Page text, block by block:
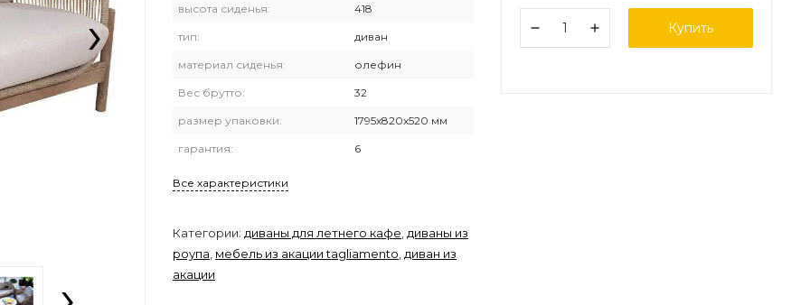
› высота сиденья: 418
тип: диван
материал сиденья: олефин
Вес брутто: 32
размер упаковки: 1795х820х520 мм
гарантия: 6
Все характеристики
Категории: диваны для летнего кафе диваны из
роупа мебель из акации tagliamento диван из
акации
Купить